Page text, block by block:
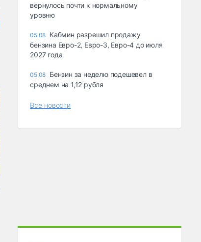
вернулось почти к нормальному
уровню
05.08 Кабмин разрешил продажу
бензина Евро-2, Евро-3, Евро-4 до июля
2027 года
05.08 Бензин за неделю подешевел в
среднем на 1,12 рубля
Все новости